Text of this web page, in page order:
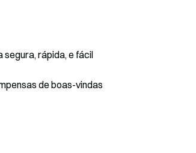
rápida, e fácil
de boas-vindas